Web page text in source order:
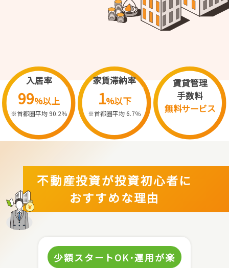
入居率
99%以上
※首都圏平均 90.2％
家賃滞納率
1%以下
※首都圏平均 6.7％
賃貸管理
手数料
無料サービス
不動産投資が投資初心者に
おすすめな理由
少額スタートOK･運用が楽